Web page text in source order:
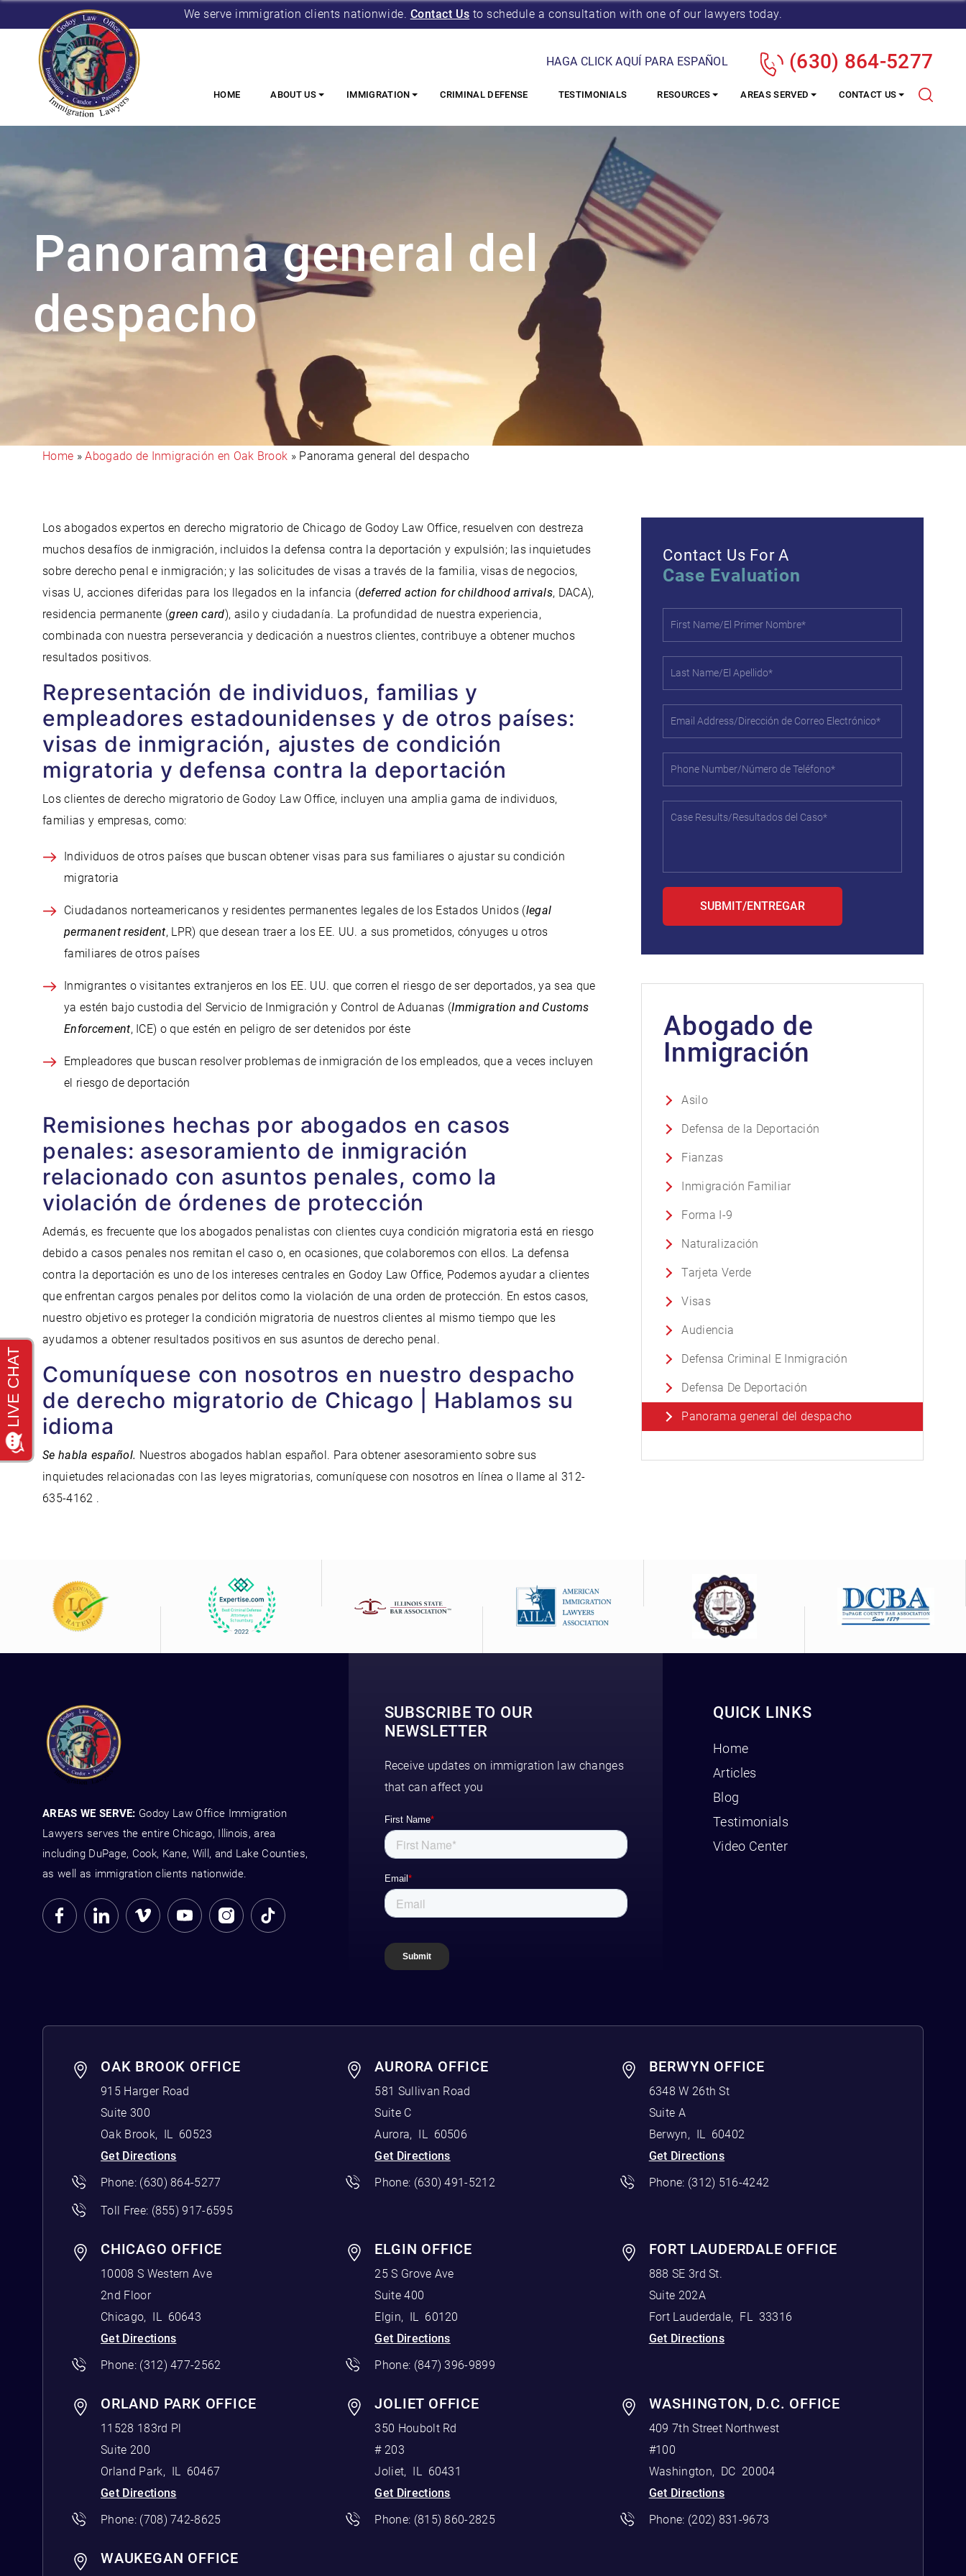
We serve immigration clients nationwide. Contact Us to schedule a consultation with one of our lawyers today.
HAGA CLICK AQUÍ PARA ESPAÑOL (630) 864-5277
HOME ABOUT US IMMIGRATION CRIMINAL DEFENSE TESTIMONIALS RESOURCES AREAS SERVED CONTACT US
Panorama general del
despacho
Home »Abogado de Inmigración en Oak Brook » Panorama general del despacho
Los abogados expertos en derecho migratorio de Chicago de Godoy Law Office, resuelven con destreza
muchos desafíos de inmigración, incluidos la defensa contra la deportación y expulsión; las inquietudes
sobre derecho penal e inmigración; y las solicitudes de visas a través de la familia, visas de negocios,
visas U, acciones diferidas para los llegados en la infancia (deferred action for childhood arrivals, DACA),
residencia permanente (green card), asilo y ciudadanía. La profundidad de nuestra experiencia,
combinada con nuestra perseverancia y dedicación a nuestros clientes, contribuye a obtener muchos
resultados positivos.
Representación de individuos, familias y
empleadores estadounidenses y de otros países:
visas de inmigración, ajustes de condición
migratoria y defensa contra la deportación
Los clientes de derecho migratorio de Godoy Law Office, incluyen una amplia gama de individuos,
familias y empresas, como:
Individuos de otros países que buscan obtener visas para sus familiares o ajustar su condición
migratoria
Ciudadanos norteamericanos y residentes permanentes legales de los Estados Unidos (legal
permanent resident, LPR) que desean traer a los EE. UU. a sus prometidos, cónyuges u otros
familiares de otros países
Inmigrantes o visitantes extranjeros en los EE. UU. que corren el riesgo de ser deportados, ya sea que
ya estén bajo custodia del Servicio de Inmigración y Control de Aduanas (Immigration and Customs
Enforcement, ICE) o que estén en peligro de ser detenidos por éste
Empleadores que buscan resolver problemas de inmigración de los empleados, que a veces incluyen
el riesgo de deportación
Remisiones hechas por abogados en casos
penales: asesoramiento de inmigración
relacionado con asuntos penales, como la
violación de órdenes de protección
Además, es frecuente que los abogados penalistas con clientes cuya condición migratoria está en riesgo
debido a casos penales nos remitan el caso o, en ocasiones, que colaboremos con ellos. La defensa
contra la deportación es uno de los intereses centrales en Godoy Law Office, Podemos ayudar a clientes
que enfrentan cargos penales por delitos como la violación de una orden de protección. En estos casos,
nuestro objetivo es proteger la condición migratoria de nuestros clientes al mismo tiempo que les
ayudamos a obtener resultados positivos en sus asuntos de derecho penal.
Comuníquese con nosotros en nuestro despacho
de derecho migratorio de Chicago | Hablamos su
idioma
Se habla español. Nuestros abogados hablan español. Para obtener asesoramiento sobre sus
inquietudes relacionadas con las leyes migratorias, comuníquese con nosotros en línea o llame al 312-
635-4162 .
Contact Us For A
Case Evaluation
Abogado de
Inmigración
Asilo
Defensa de la Deportación
Fianzas
Inmigración Familiar
Forma I-9
Naturalización
Tarjeta Verde
Visas
Audiencia
Defensa Criminal E Inmigración
Defensa De Deportación
Panorama general del despacho
AREAS WE SERVE: Godoy Law Office Immigration
Lawyers serves the entire Chicago, Illinois, area
including DuPage, Cook, Kane, Will, and Lake Counties,
as well as immigration clients nationwide.
SUBSCRIBE TO OUR
NEWSLETTER
Receive updates on immigration law changes
that can affect you
QUICK LINKS
Home
Articles
Blog
Testimonials
Video Center
OAK BROOK OFFICE
915 Harger Road
Suite 300
Oak Brook, IL 60523
Get Directions
Phone: (630) 864-5277
Toll Free: (855) 917-6595
AURORA OFFICE
581 Sullivan Road
Suite C
Aurora, IL 60506
Get Directions
Phone: (630) 491-5212
BERWYN OFFICE
6348 W 26th St
Suite A
Berwyn, IL 60402
Get Directions
Phone: (312) 516-4242
CHICAGO OFFICE
10008 S Western Ave
2nd Floor
Chicago, IL 60643
Get Directions
Phone: (312) 477-2562
ELGIN OFFICE
25 S Grove Ave
Suite 400
Elgin, IL 60120
Get Directions
Phone: (847) 396-9899
FORT LAUDERDALE OFFICE
888 SE 3rd St.
Suite 202A
Fort Lauderdale, FL 33316
Get Directions
ORLAND PARK OFFICE
11528 183rd Pl
Suite 200
Orland Park, IL 60467
Get Directions
Phone: (708) 742-8625
JOLIET OFFICE
350 Houbolt Rd
# 203
Joliet, IL 60431
Get Directions
Phone: (815) 860-2825
WASHINGTON, D.C. OFFICE
409 7th Street Northwest
#100
Washington, DC 20004
Get Directions
Phone: (202) 831-9673
WAUKEGAN OFFICE